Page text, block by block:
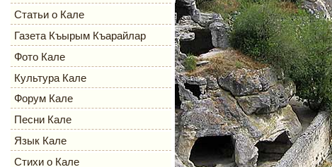
Статьи о Кале
Газета Къырым Къарайлар
Фото Кале
Культура Кале
Форум Кале
Песни Кале
Язык Кале
Стихи о Кале